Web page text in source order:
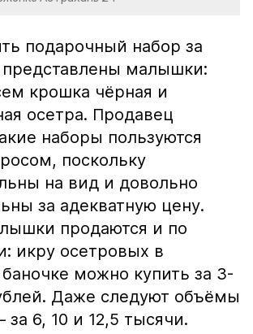
подарочный набор за
малышки:
крошка чёрная и
осетра. Продавец
наборы пользуются
поскольку
на вид и довольно
за адекватную цену.
продаются и по
икру осетровых в
можно купить за 3-
Даже следуют объёмы
6, 10 и 12,5 тысячи.